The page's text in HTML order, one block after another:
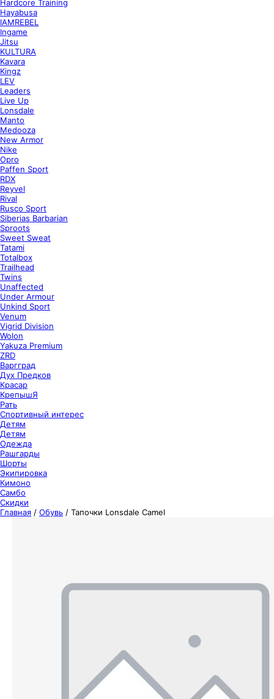
Hardcore Training
Hayabusa
IAMREBEL
Ingame
Jitsu
KULTURA
Kavara
Kingz
LEV
Leaders
Live Up
Lonsdale
Manto
Medooza
New Armor
Nike
Opro
Paffen Sport
RDX
Reyvel
Rival
Rusco Sport
Siberias Barbarian
Sproots
Sweet Sweat
Tatami
Totalbox
Trailhead
Twins
Unaffected
Under Armour
Unkind Sport
Venum
Vigrid Division
Wolon
Yakuza Premium
ZRD
Варгград
Дух Предков
Красар
КрепышЯ
Рать
Спортивный интерес
Детям
Детям
Одежда
Рашгарды
Шорты
Экипировка
Кимоно
Самбо
Скидки
Главная / Обувь / Тапочки Lonsdale Camel